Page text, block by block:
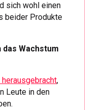
sich wohl einen
beider Produkte
Wachstum
,
Leute in den